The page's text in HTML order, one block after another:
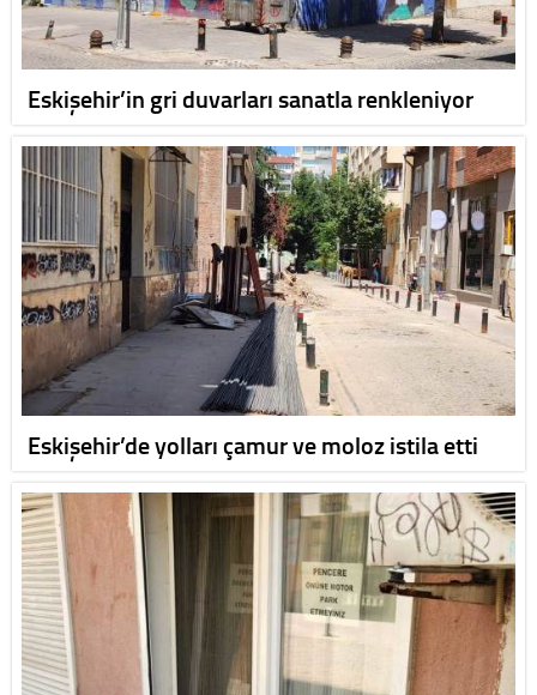
Eskişehir’in gri duvarları sanatla renkleniyor
Eskişehir’de yolları çamur ve moloz istila etti